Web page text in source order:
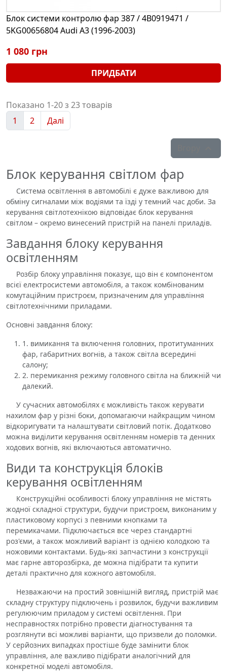
Блок системи контролю фар 387 / 4B0919471 /
5KG00656804 Audi A3 (1996-2003)
1 080 грн
ПРИДБАТИ
Показано 1-20 з 23 товарів
1
2 Далі
Блок керування світлом фар
Система освітлення в автомобілі є дуже важливою для
обміну сигналами між водіями та їзді у темний час доби. За
керування світлотехнікою відповідає блок керування
світлом – окремо винесений пристрій на панелі приладів.
Завдання блоку керування
освітленням
Розбір блоку управління показує, що він є компонентом
всієї електросистеми автомобіля, а також комбінованим
комутаційним пристроєм, призначеним для управління
світлотехнічними приладами.
Основні завдання блоку:
1. вимикання та включення головних, протитуманних
фар, габаритних вогнів, а також світла всередині
салону;
2. перемикання режиму головного світла на ближній чи
далекий.
У сучасних автомобілях є можливість також керувати
нахилом фар у різні боки, допомагаючи найкращим чином
відкоригувати та налаштувати світловий потік. Додатково
можна виділити керування освітленням номерів та денних
ходових вогнів, які включаються автоматично.
Види та конструкція блоків
керування освітленням
Конструкційні особливості блоку управління не містять
жодної складної структури, будучи пристроєм, виконаним у
пластиковому корпусі з певними кнопками та
перемикачами. Підключається все через стандартні
роз'єми, а також можливий варіант із однією колодкою та
ножовими контактами. Будь-які запчастини з конструкції
має гарне авторозбірка, де можна підібрати та купити
деталі практично для кожного автомобіля.
Незважаючи на простий зовнішній вигляд, пристрій має
складну структуру підключень і розвилок, будучи важливим
регулюючим приладом у системі освітлення. При
несправностях потрібно провести діагностування та
розглянути всі можливі варіанти, що призвели до поломки.
У серйозних випадках простіше буде замінити блок
управління, але важливо підібрати аналогічний для
конкретної моделі автомобіля.